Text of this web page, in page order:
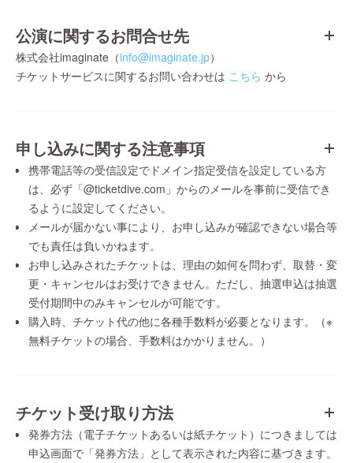
公演に関するお問合せ先
株式会社imaginate（info@imaginate.jp）
チケットサービスに関するお問い合わせは こちら から
申し込みに関する注意事項
携帯電話等の受信設定でドメイン指定受信を設定している方
は、必ず「@ticketdive.com」からのメールを事前に受信でき
るように設定してください。
メールが届かない事により、お申し込みが確認できない場合等
でも責任は負いかねます。
お申し込みされたチケットは、理由の如何を問わず、取替・変
更・キャンセルはお受けできません。ただし、抽選申込は抽選
受付期間中のみキャンセルが可能です。
購入時、チケット代の他に各種手数料が必要となります。（※
無料チケットの場合、手数料はかかりません。）
チケット受け取り方法
発券方法（電子チケットあるいは紙チケット）につきましては
申込画面で「発券方法」として表示された内容に基づきます。